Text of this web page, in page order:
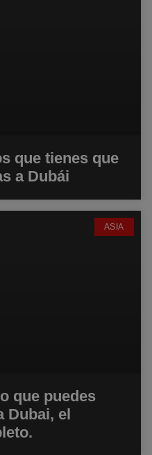
que tienes que
a Dubái
ASIA
que puedes
Dubai, el